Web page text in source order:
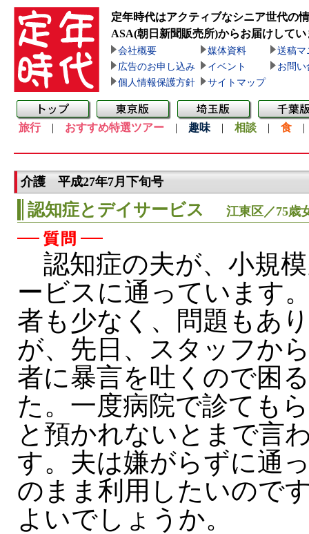
定年時代はアクティブなシニア世代の
ASA(朝日新聞販売所)からお届けしてい
会社概要 媒体資料
送稿マ
広告のお申し込み
イベント
お問い
個人情報保護方針
サイトマップ
旅行| おすすめ特選ツアー | 趣味 | 相談 | 食
介護 平成27年7月下旬号
認知症とデイサービス 江東区／75歳
認知症の夫が、小規
ービスに通っています
者も少なく、問題もあ
が、先日、スタッフか
者に暴言を吐くので困
た。一度病院で診ても
と預かれないとまで言
す。夫は嫌がらずに通
のまま利用したいので
よいでしょうか。